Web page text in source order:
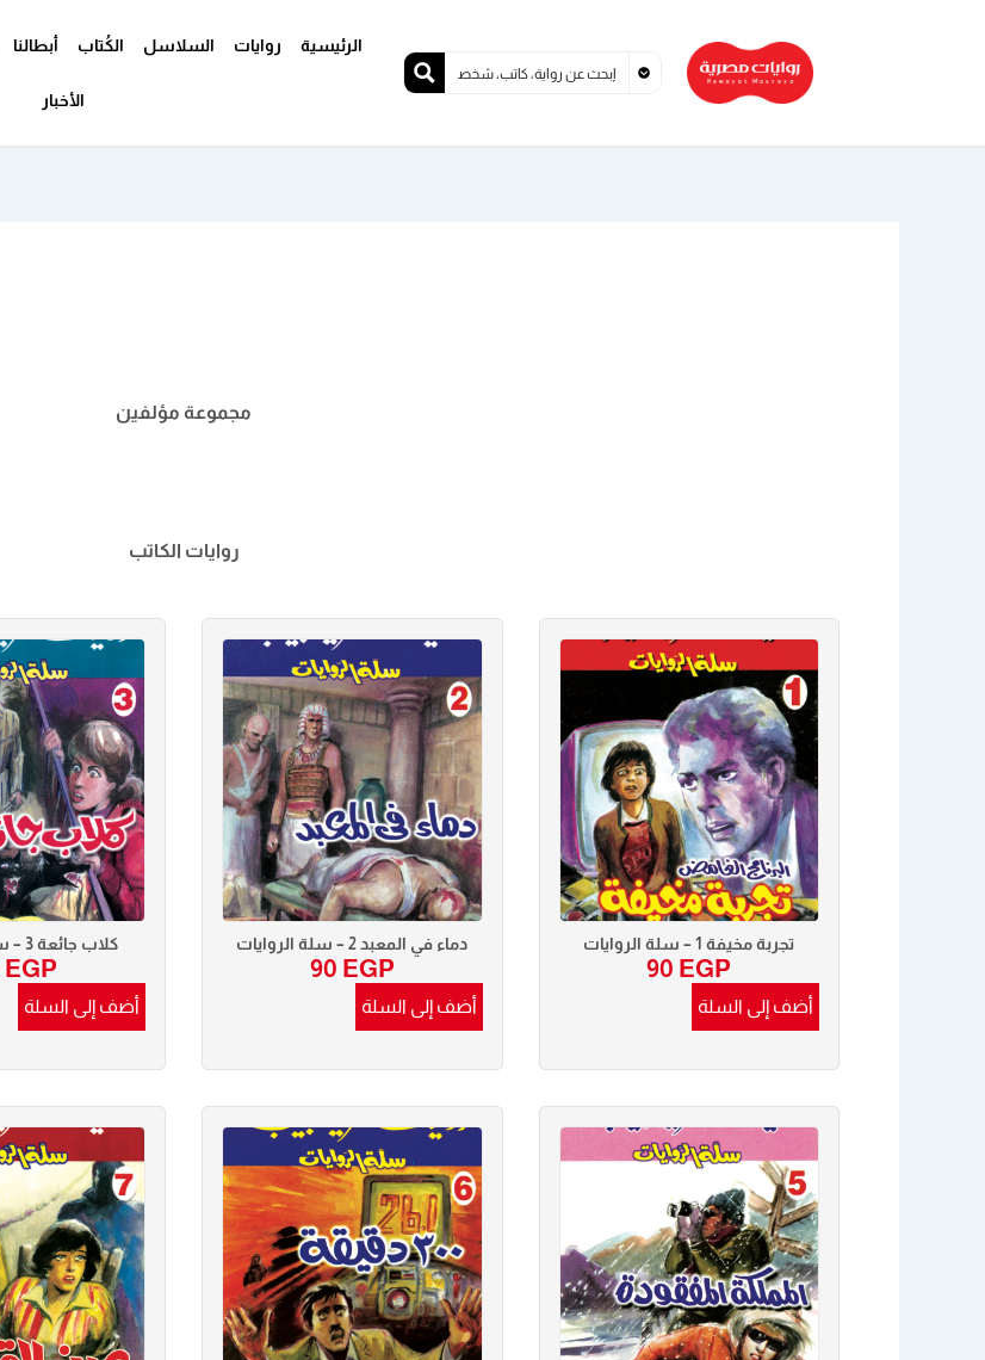
الرئيسية روايات السلاسل الكُتاب أبطالنا
الأخبار
مجموعة مؤلفين
روايات الكاتب
تجربة مخيفة 1 – سلة الروايات
90 EGP
أضف إلى السلة
دماء في المعبد 2 – سلة الروايات
90 EGP
أضف إلى السلة
كلاب جائعة 3 – سلة الروايات
EGP
أضف إلى السلة